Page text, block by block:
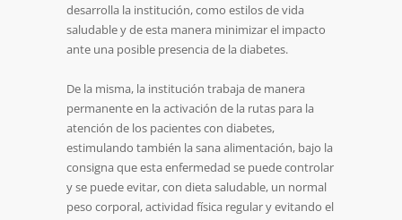
desarrolla la institución, como estilos de vida
saludable y de esta manera minimizar el impacto
ante una posible presencia de la diabetes.
De la misma, la institución trabaja de manera
permanente en la activación de la rutas para la
atención de los pacientes con diabetes,
estimulando también la sana alimentación, bajo la
consigna que esta enfermedad se puede controlar
y se puede evitar, con dieta saludable, un normal
peso corporal, actividad física regular y evitando el